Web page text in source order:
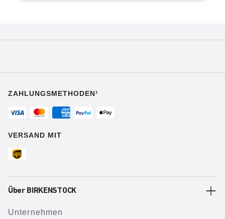
ZAHLUNGSMETHODEN¹
VERSAND MIT
Über BIRKENSTOCK
Unternehmen